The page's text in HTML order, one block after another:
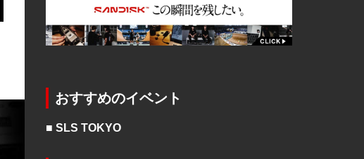
おすすめのイベント
■ SLS TOKYO